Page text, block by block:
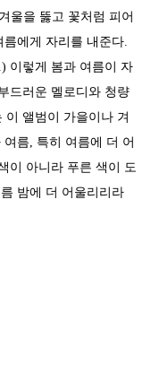
울을 뚫고 꽃처럼 피어
에게 자리를 내준다.
이렇게 봄과 여름이 자
드러운 멜로디와 청량
이 앨범이 가을이나 겨
름, 특히 여름에 더 어
이 아니라 푸른 색이 도
밤에 더 어울리리라